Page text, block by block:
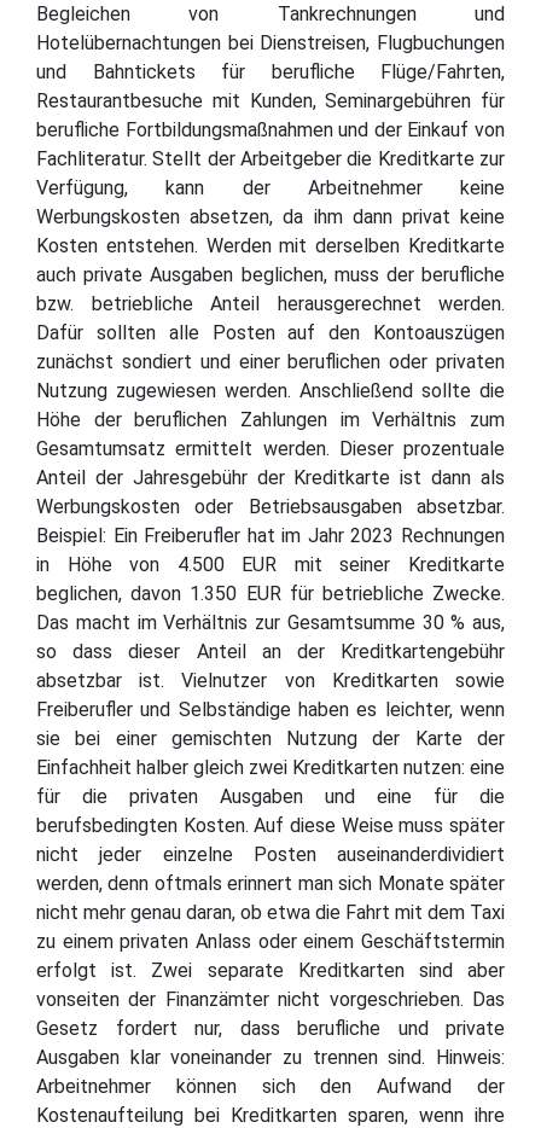
Begleichen von Tankrechnungen und
Hotelübernachtungen bei Dienstreisen, Flugbuchungen
und Bahntickets für berufliche Flüge/Fahrten,
Restaurantbesuche mit Kunden, Seminargebühren für
berufliche Fortbildungsmaßnahmen und der Einkauf von
Fachliteratur. Stellt der Arbeitgeber die Kreditkarte zur
Verfügung, kann der Arbeitnehmer keine
Werbungskosten absetzen, da ihm dann privat keine
Kosten entstehen. Werden mit derselben Kreditkarte
auch private Ausgaben beglichen, muss der berufliche
bzw. betriebliche Anteil herausgerechnet werden.
Dafür sollten alle Posten auf den Kontoauszügen
zunächst sondiert und einer beruflichen oder privaten
Nutzung zugewiesen werden. Anschließend sollte die
Höhe der beruflichen Zahlungen im Verhältnis zum
Gesamtumsatz ermittelt werden. Dieser prozentuale
Anteil der Jahresgebühr der Kreditkarte ist dann als
Werbungskosten oder Betriebsausgaben absetzbar.
Beispiel: Ein Freiberufler hat im Jahr 2023 Rechnungen
in Höhe von 4.500 EUR mit seiner Kreditkarte
beglichen, davon 1.350 EUR für betriebliche Zwecke.
Das macht im Verhältnis zur Gesamtsumme 30 % aus,
so dass dieser Anteil an der Kreditkartengebühr
absetzbar ist. Vielnutzer von Kreditkarten sowie
Freiberufler und Selbständige haben es leichter, wenn
sie bei einer gemischten Nutzung der Karte der
Einfachheit halber gleich zwei Kreditkarten nutzen: eine
für die privaten Ausgaben und eine für die
berufsbedingten Kosten. Auf diese Weise muss später
nicht jeder einzelne Posten auseinanderdividiert
werden, denn oftmals erinnert man sich Monate später
nicht mehr genau daran, ob etwa die Fahrt mit dem Taxi
zu einem privaten Anlass oder einem Geschäftstermin
erfolgt ist. Zwei separate Kreditkarten sind aber
vonseiten der Finanzämter nicht vorgeschrieben. Das
Gesetz fordert nur, dass berufliche und private
Ausgaben klar voneinander zu trennen sind. Hinweis:
Arbeitnehmer können sich den Aufwand der
Kostenaufteilung bei Kreditkarten sparen, wenn ihre